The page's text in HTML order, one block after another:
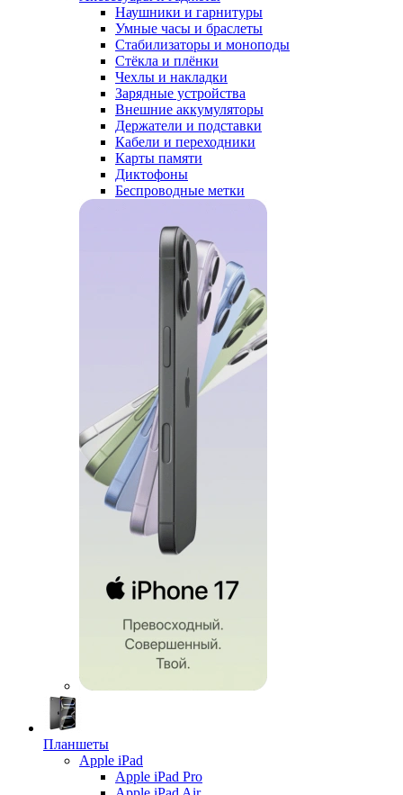
Наушники и гарнитуры
Умные часы и браслеты
Стабилизаторы и моноподы
Стёкла и плёнки
Чехлы и накладки
Зарядные устройства
Внешние аккумуляторы
Держатели и подставки
Кабели и переходники
Карты памяти
Диктофоны
Беспроводные метки
Планшеты
Apple iPad
Apple iPad Pro